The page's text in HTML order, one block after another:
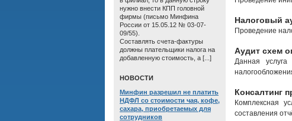
Налоговый
Проведение
Аудит схем
Данная
Консалтинг
Комплексная
составления
нужно внести КПП головной
фирмы (письмо Минфина
России от 15.05.12 № 03-07-
09/55).
Составлять счета-фактуры
должны плательщики налога на
добавленную стоимость, а [...]
HОВОСТИ
Минфин разрешил не платить
НДФЛ со стоимости чая, кофе,
сахара, приобретаемых для
сотрудников